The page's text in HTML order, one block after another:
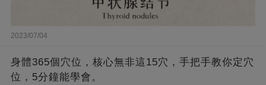
2023/07/04
身體365個穴位，核心無非這15穴，手把手教你定穴
位，5分鐘能學會。